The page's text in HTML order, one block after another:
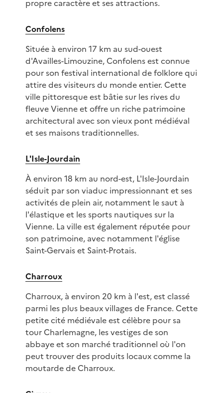
propre caractère et ses attractions.
Confolens
Située à environ 17 km au sud-ouest
d'Availles-Limouzine, Confolens est connue
pour son festival international de folklore qui
attire des visiteurs du monde entier. Cette
ville pittoresque est bâtie sur les rives du
fleuve Vienne et offre un riche patrimoine
architectural avec son vieux pont médiéval
et ses maisons traditionnelles.
L'Isle-Jourdain
À environ 18 km au nord-est, L'Isle-Jourdain
séduit par son viaduc impressionnant et ses
activités de plein air, notamment le saut à
l'élastique et les sports nautiques sur la
Vienne. La ville est également réputée pour
son patrimoine, avec notamment l'église
Saint-Gervais et Saint-Protais.
Charroux
Charroux, à environ 20 km à l'est, est classé
parmi les plus beaux villages de France. Cette
petite cité médiévale est célèbre pour sa
tour Charlemagne, les vestiges de son
abbaye et son marché traditionnel où l'on
peut trouver des produits locaux comme la
moutarde de Charroux.